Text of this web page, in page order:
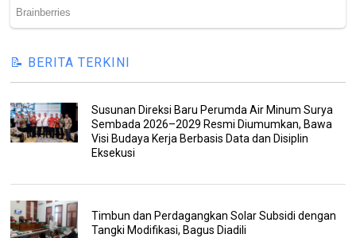
📝 BERITA TERKINI
Susunan Direksi Baru Perumda Air Minum Surya
Sembada 2026–2029 Resmi Diumumkan, Bawa
Visi Budaya Kerja Berbasis Data dan Disiplin
Eksekusi
Timbun dan Perdagangkan Solar Subsidi dengan
Tangki Modifikasi, Bagus Diadili